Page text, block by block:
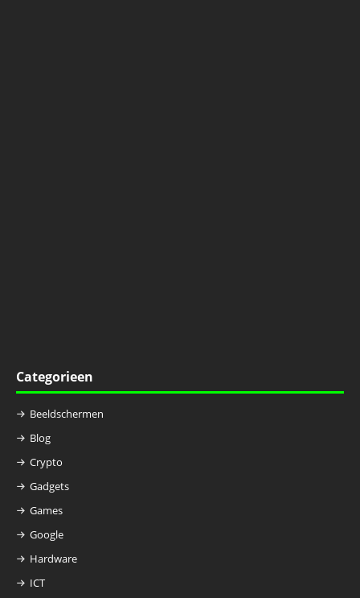
Categorieen
Beeldschermen
Blog
Crypto
Gadgets
Games
Google
Hardware
ICT